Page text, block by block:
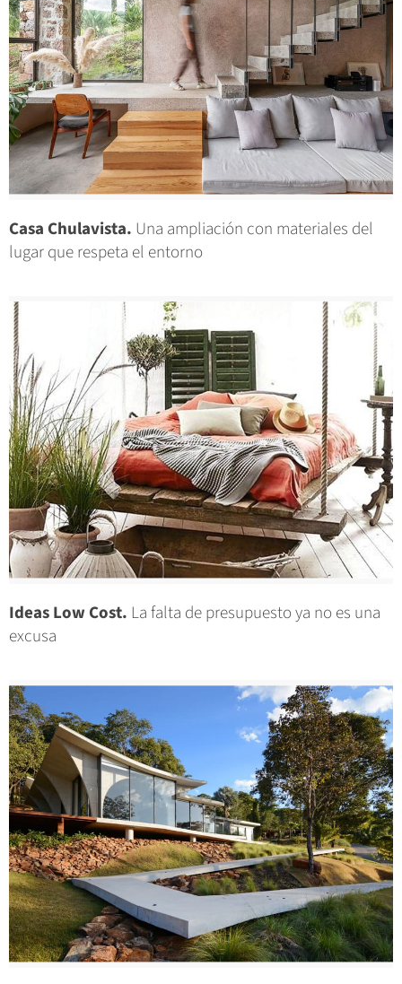
Casa Chulavista. Una ampliación con materiales del
lugar que respeta el entorno
Ideas Low Cost. La falta de presupuesto ya no es una
excusa